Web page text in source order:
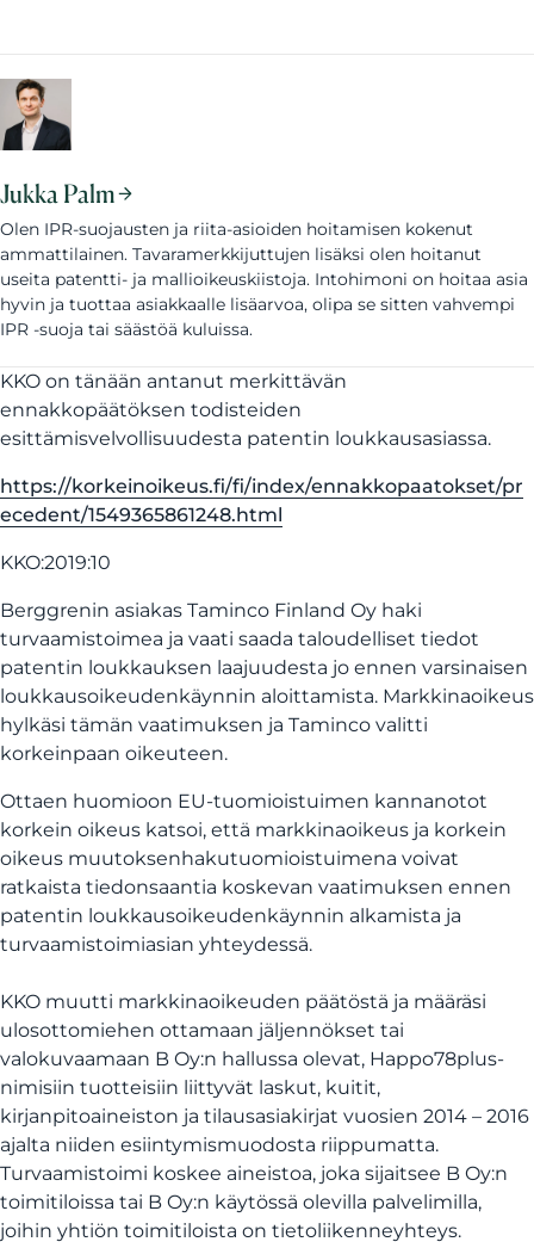
Jukka Palm
Olen IPR-suojausten ja riita-asioiden hoitamisen kokenut
ammattilainen. Tavaramerkkijuttujen lisäksi olen hoitanut
useita patentti- ja mallioikeuskiistoja. Intohimoni on hoitaa asia
hyvin ja tuottaa asiakkaalle lisäarvoa, olipa se sitten vahvempi
IPR -suoja tai säästöä kuluissa.
KKO on tänään antanut merkittävän
ennakkopäätöksen todisteiden
esittämisvelvollisuudesta patentin loukkausasiassa.
https://korkeinoikeus.fi/fi/index/ennakkopaatokset/pr
ecedent/1549365861248.html
KKO:2019:10
Berggrenin asiakas Taminco Finland Oy haki
turvaamistoimea ja vaati saada taloudelliset tiedot
patentin loukkauksen laajuudesta jo ennen varsinaisen
loukkausoikeudenkäynnin aloittamista. Markkinaoikeus
hylkäsi tämän vaatimuksen ja Taminco valitti
korkeinpaan oikeuteen.
Ottaen huomioon EU-tuomioistuimen kannanotot
korkein oikeus katsoi, että markkinaoikeus ja korkein
oikeus muutoksenhakutuomioistuimena voivat
ratkaista tiedonsaantia koskevan vaatimuksen ennen
patentin loukkausoikeudenkäynnin alkamista ja
turvaamistoimiasian yhteydessä.
KKO muutti markkinaoikeuden päätöstä ja määräsi
ulosottomiehen ottamaan jäljennökset tai
valokuvaamaan B Oy:n hallussa olevat, Happo78plus-
nimisiin tuotteisiin liittyvät laskut, kuitit,
kirjanpitoaineiston ja tilausasiakirjat vuosien 2014 – 2016
ajalta niiden esiintymismuodosta riippumatta.
Turvaamistoimi koskee aineistoa, joka sijaitsee B Oy:n
toimitiloissa tai B Oy:n käytössä olevilla palvelimilla,
joihin yhtiön toimitiloista on tietoliikenneyhteys.